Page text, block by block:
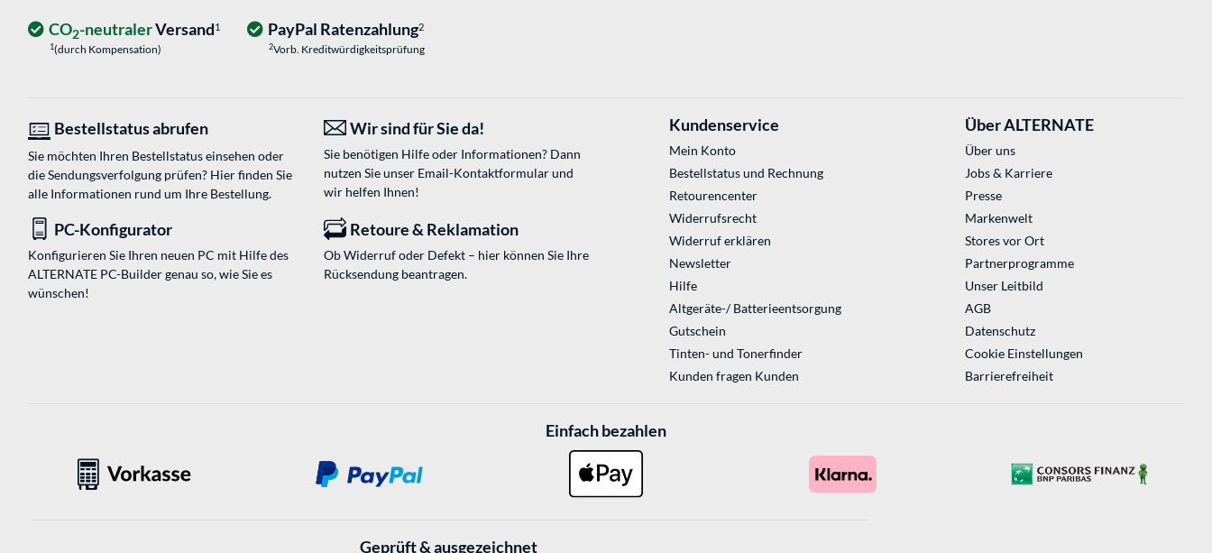
CO2-neutralerVersand1
1(durch Kompensation)
PayPal Ratenzahlung2
2Vorb. Kreditwürdigkeitsprüfung
Bestellstatus abrufen
Sie möchten Ihren Bestellstatus einsehen oder
die Sendungsverfolgung prüfen? Hier finden Sie
alle Informationen rund um Ihre Bestellung.
Wir sind für Sie da!
Sie benötigen Hilfe oder Informationen? Dann
nutzen Sie unser Email-Kontaktformularund
wir helfen Ihnen!
PC-Konfigurator
Konfigurieren Sie Ihren neuen PC mit Hilfe des
ALTERNATE PC-Builder genau so, wie Sie es
wünschen!
Retoure & Reklamation
Ob Widerruf oder Defekt – hier können Sie Ihre
Rücksendung beantragen.
Kundenservice
Mein Konto
Bestellstatus und Rechnung
Retourencenter
Widerrufsrecht
Widerruf erklären
Newsletter
Hilfe
Altgeräte-/ Batterieentsorgung
Gutschein
Tinten- und Tonerfinder
Kunden fragen Kunden
Über ALTERNATE
Über uns
Jobs & Karriere
Presse
Markenwelt
Stores vor Ort
Partnerprogramme
Unser Leitbild
AGB
Datenschutz
Cookie Einstellungen
Barrierefreiheit
Einfach bezahlen
Geprüft & ausgezeichnet